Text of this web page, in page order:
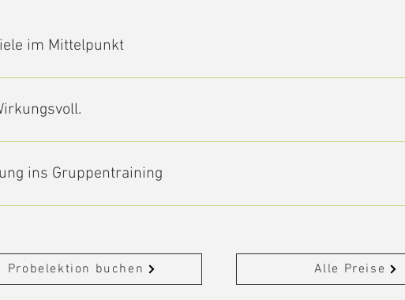
im Mittelpunkt
Rücken & Verspannungen Vertrauen in den Körper Vorbereitung
trainieren kannst. Es entsteht ein Training, das Zusammenhänge
ins Gruppentraining
Probelektion buchen Alle Preise